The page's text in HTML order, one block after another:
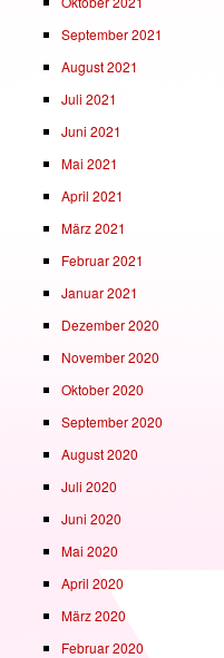
September 2021
August 2021
Juli 2021
Juni 2021
Mai 2021
April 2021
März 2021
Februar 2021
Januar 2021
Dezember 2020
November 2020
Oktober 2020
September 2020
August 2020
Juli 2020
Juni 2020
Mai 2020
April 2020
März 2020
Februar 2020